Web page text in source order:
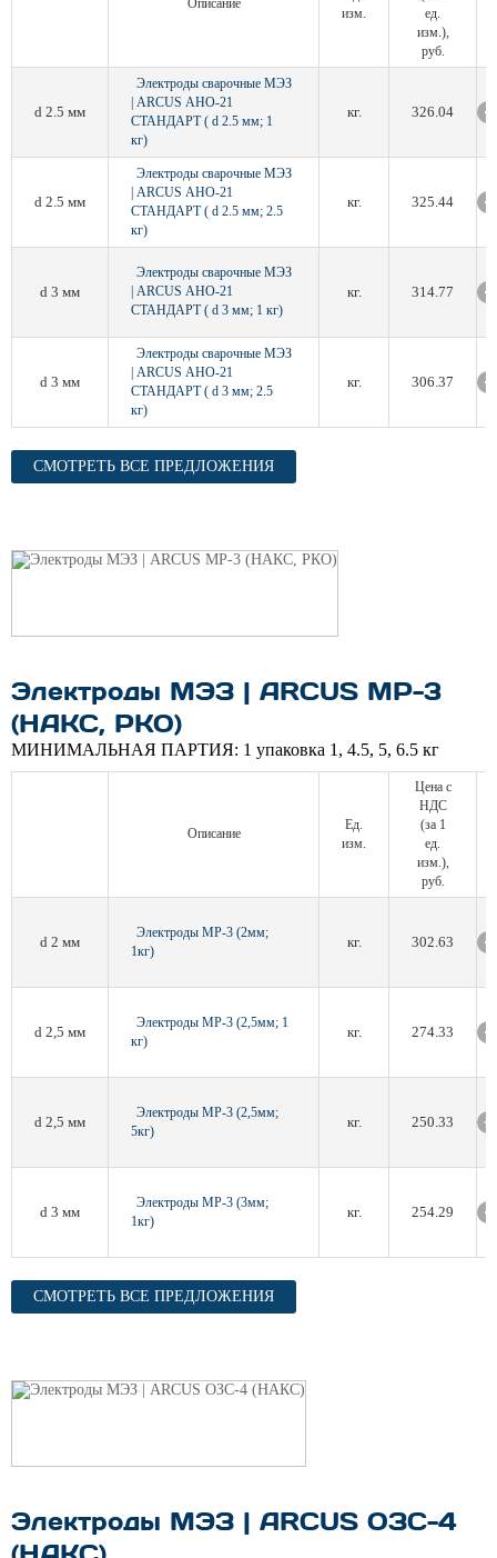
Описание
изм.
ед.
изм.),
руб.
d 2.5 мм
Электроды сварочные МЭЗ
| ARCUS АНО-21
СТАНДАРТ ( d 2.5 мм; 1
кг)
кг. 326.04
d 2.5 мм
Электроды сварочные МЭЗ
| ARCUS АНО-21
СТАНДАРТ ( d 2.5 мм; 2.5
кг)
кг. 325.44
d 3 мм
Электроды сварочные МЭЗ
| ARCUS АНО-21
СТАНДАРТ ( d 3 мм; 1 кг)
кг. 314.77
d 3 мм
Электроды сварочные МЭЗ
| ARCUS АНО-21
СТАНДАРТ ( d 3 мм; 2.5
кг)
кг. 306.37
СМОТРЕТЬ ВСЕ ПРЕДЛОЖЕНИЯ
Электроды МЭЗ | ARCUS МР-3
(НАКС, РКО)
МИНИМАЛЬНАЯ ПАРТИЯ: 1 упаковка 1, 4.5, 5, 6.5 кг
Описание
Ед.
изм.
Цена с
НДС
(за 1
ед.
изм.),
руб.
d 2 мм
Электроды МР-3 (2мм;
1кг)
кг. 302.63
d 2,5 мм
Электроды МР-3 (2,5мм; 1
кг)
кг. 274.33
d 2,5 мм
Электроды МР-3 (2,5мм;
5кг)
кг. 250.33
d 3 мм
Электроды МР-3 (3мм;
1кг)
кг. 254.29
СМОТРЕТЬ ВСЕ ПРЕДЛОЖЕНИЯ
Электроды МЭЗ | ARCUS ОЗС-4